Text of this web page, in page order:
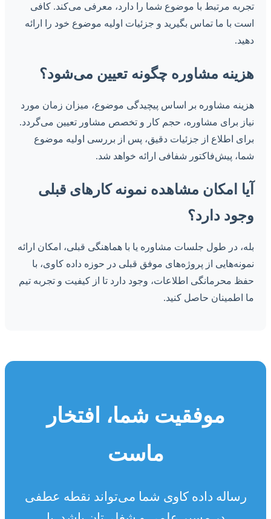
تجربه مرتبط با موضوع شما را دارد، معرفی می‌کند. کافی
است با ما تماس بگیرید و جزئیات اولیه موضوع خود را ارائه
دهید.
هزینه مشاوره چگونه تعیین می‌شود؟
هزینه مشاوره بر اساس پیچیدگی موضوع، میزان زمان مورد
نیاز برای مشاوره، حجم کار و تخصص مشاور تعیین می‌گردد.
برای اطلاع از جزئیات دقیق، پس از بررسی اولیه موضوع
شما، پیش‌فاکتور شفافی ارائه خواهد شد.
آیا امکان مشاهده نمونه کارهای قبلی
وجود دارد؟
بله، در طول جلسات مشاوره یا با هماهنگی قبلی، امکان ارائه
نمونه‌هایی از پروژه‌های موفق قبلی در حوزه داده کاوی، با
حفظ محرمانگی اطلاعات، وجود دارد تا از کیفیت و تجربه تیم
ما اطمینان حاصل کنید.
موفقیت شما، افتخار
ماست
رساله داده کاوی شما می‌تواند نقطه عطفی